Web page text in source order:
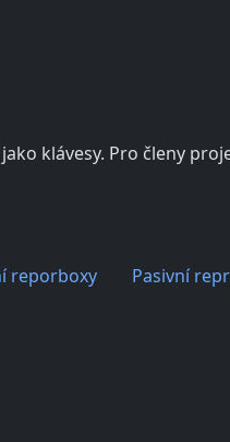
klávesy. Pro členy
reporboxy
Pasivní